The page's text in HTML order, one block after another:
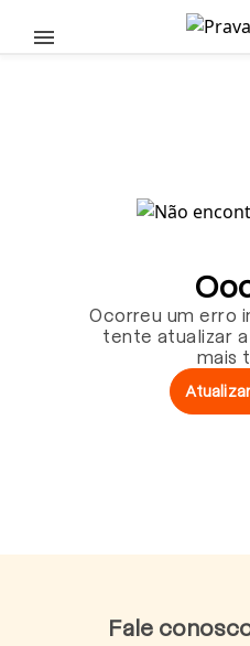
Pular para o conteúdo principal
Ocorreu um erro
tente atualizar
mais
Fale